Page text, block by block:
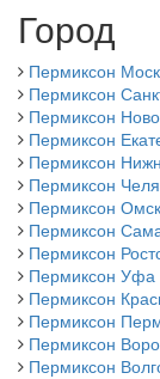
Город
Пермиксон
Пермиксон
Пермиксон
Пермиксон
Пермиксон
Пермиксон
Пермиксон Омск
Пермиксон
Пермиксон
Пермиксон Уфа
Пермиксон
Пермиксон
Пермиксон
Пермиксон